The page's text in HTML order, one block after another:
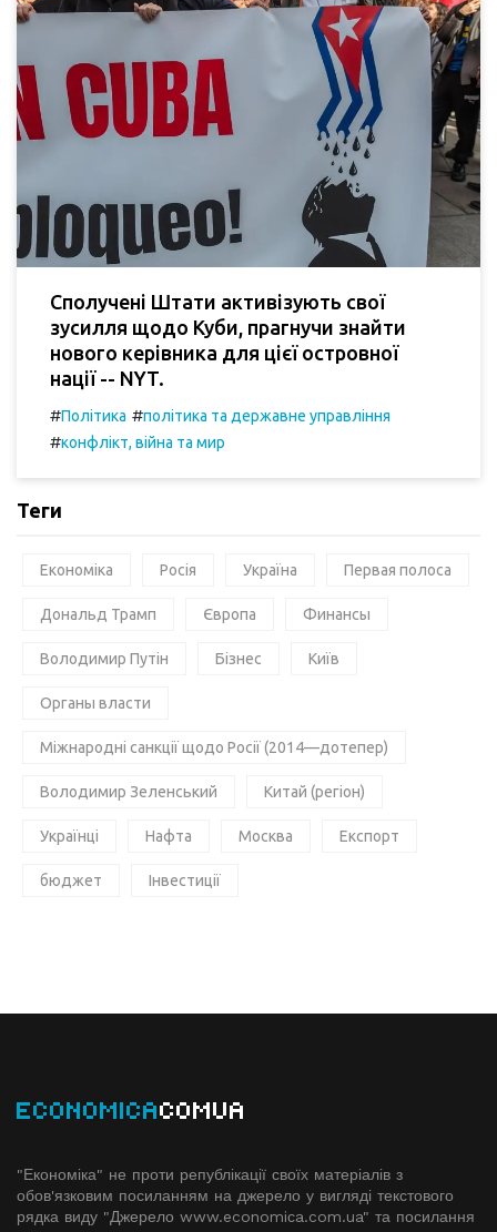
Сполучені Штати активізують свої
зусилля щодо Куби, прагнучи знайти
нового керівника для цієї островної
нації -- NYT.
#Політика #політика та державне управління
#конфлікт, війна та мир
Теги
Економіка Росія Україна Первая полоса
Дональд Трамп Європа Финансы
Володимир Путін Бізнес Київ
Органы власти
Міжнародні санкції щодо Росії (2014—дотепер)
Володимир Зеленський Китай (регіон)
Українці Нафта Москва Експорт
бюджет Інвестиції
ECONOMICACOMUA
"Економіка" не проти републікації своїх матеріалів з
обов'язковим посиланням на джерело у вигляді текстового
рядка виду "Джерело www.economiсa.com.ua" та посилання